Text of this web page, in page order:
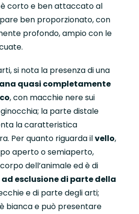
è corto e ben attaccato al
ben proporzionato, con
profondo, ampio con le
si nota la presenza di una
quasi completamente
, con macchie nere sui
la parte distale
la caratteristica
Per quanto riguarda ilvello,
aperto o semiaperto,
dell’animale ed è di
esclusione di parte della
e di parte degli arti;
bianca e può presentare